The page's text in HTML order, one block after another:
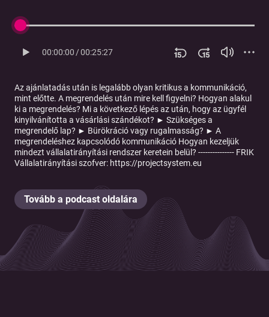
00:00:00/00:25:27
Az ajánlatadás után is legalább olyan kritikus a kommunikáció,
mint előtte. A megrendelés után mire kell figyelni? Hogyan alakul
ki a megrendelés? Mi a következő lépés az után, hogy az ügyfél
kinyilvánította a vásárlási szándékot? ► Szükséges a
megrendelő lap? ► Bürökráció vagy rugalmasság? ► A
megrendeléshez kapcsolódó kommunikáció Hogyan kezeljük
mindezt vállalatirányítási rendszer keretein belül? --------------- FRIK
Vállalatirányítási szofver: https://projectsystem.eu
Tovább a podcast oldalára